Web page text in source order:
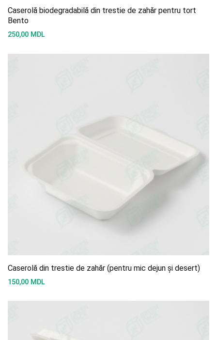
Caserolă biodegradabilă din trestie de zahăr pentru tort
Bento
250,00 MDL
Caserolă din trestie de zahăr (pentru mic dejun și desert)
150,00 MDL